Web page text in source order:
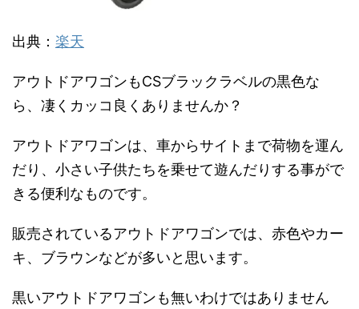
出典： 楽天
アウトドアワゴンもCSブラックラベルの黒色な
ら、凄くカッコ良くありませんか？
アウトドアワゴンは、車からサイトまで荷物を運ん
だり、小さい子供たちを乗せて遊んだりする事がで
きる便利なものです。
販売されているアウトドアワゴンでは、赤色やカー
キ、ブラウンなどが多いと思います。
黒いアウトドアワゴンも無いわけではありません